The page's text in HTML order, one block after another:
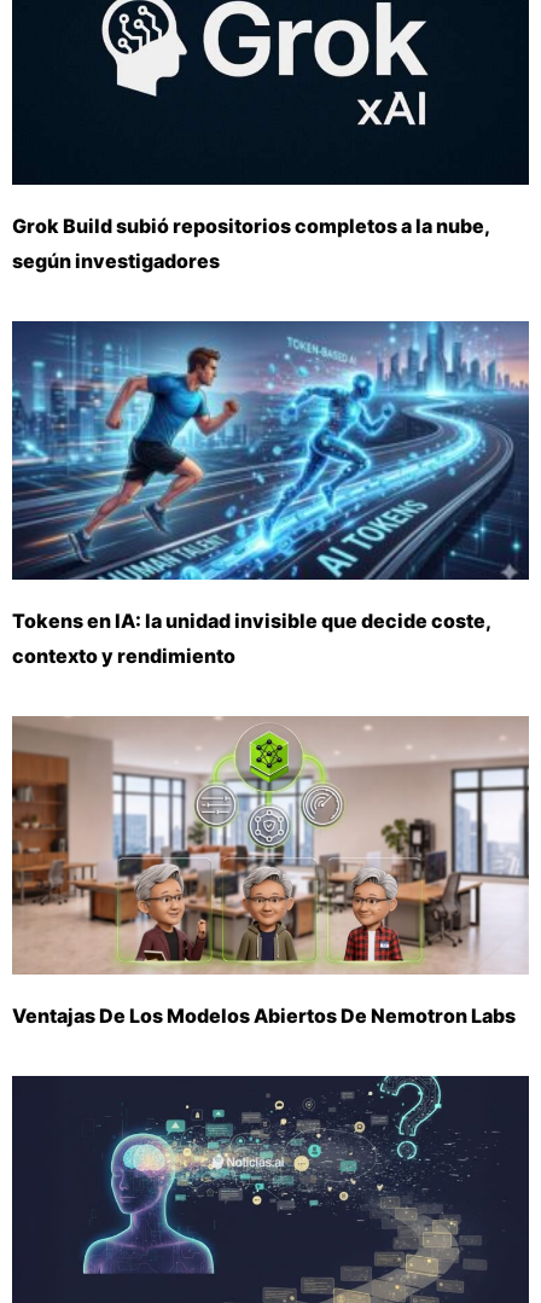
Grok Build subió repositorios completos a la nube,
según investigadores
Tokens en IA: la unidad invisible que decide coste,
contexto y rendimiento
Ventajas De Los Modelos Abiertos De Nemotron Labs